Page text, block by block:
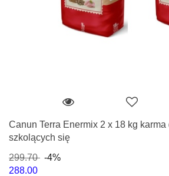
Canun Terra Enermix 2 x 18 kg karma
szkolących się
299.70
-4%
288.00